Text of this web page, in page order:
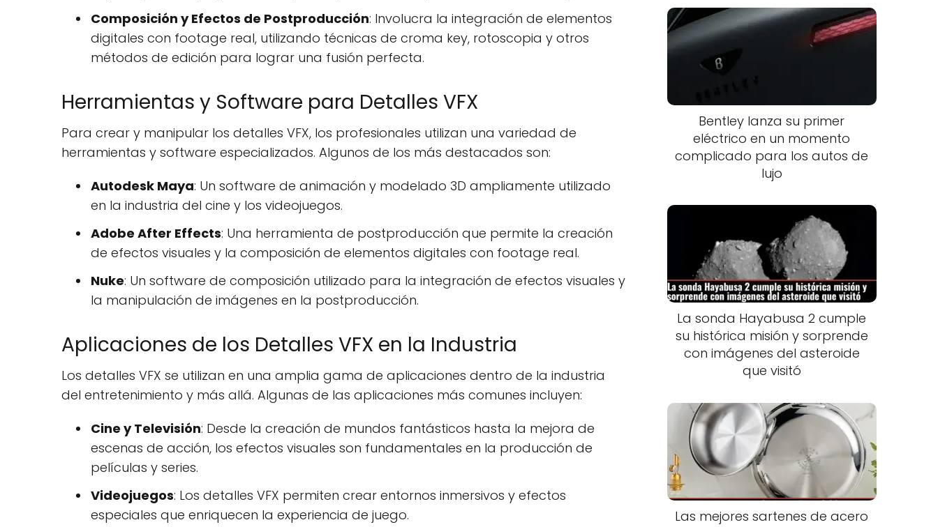
Composición y Efectos de Postproducción: Involucra la integración de elementos
digitales con footage real, utilizando técnicas de croma key, rotoscopia y otros
métodos de edición para lograr una fusión perfecta.
Herramientas y Software para Detalles VFX
Para crear y manipular los detalles VFX, los profesionales utilizan una variedad de
herramientas y software especializados. Algunos de los más destacados son:
Autodesk Maya: Un software de animación y modelado 3D ampliamente utilizado
en la industria del cine y los videojuegos.
Adobe After Effects: Una herramienta de postproducción que permite la creación
de efectos visuales y la composición de elementos digitales con footage real.
Nuke: Un software de composición utilizado para la integración de efectos visuales y
la manipulación de imágenes en la postproducción.
Aplicaciones de los Detalles VFX en la Industria
Los detalles VFX se utilizan en una amplia gama de aplicaciones dentro de la industria
del entretenimiento y más allá. Algunas de las aplicaciones más comunes incluyen:
Cine y Televisión: Desde la creación de mundos fantásticos hasta la mejora de
escenas de acción, los efectos visuales son fundamentales en la producción de
películas y series.
Videojuegos: Los detalles VFX permiten crear entornos inmersivos y efectos
especiales que enriquecen la experiencia de juego.
Bentley lanza su primer
eléctrico en un momento
complicado para los autos de
lujo
La sonda Hayabusa 2 cumple
su histórica misión y sorprende
con imágenes del asteroide
que visitó
Las mejores sartenes de acero